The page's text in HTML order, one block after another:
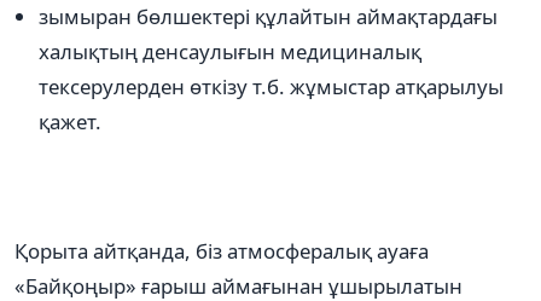
зымыран бөлшектері құлайтын аймақтардағы
халықтың денсаулығын медициналық
тексерулерден өткізу т.б. жұмыстар атқарылуы
қажет.
Қорыта айтқанда, біз атмосфералық ауаға
«Байқоңыр» ғарыш аймағынан ұшырылатын